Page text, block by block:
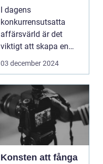
I dagens
konkurrensutsatta
affärsvärld är det
viktigt att skapa en
arbetsmiljö s...
03 december 2024
Konsten att fånga